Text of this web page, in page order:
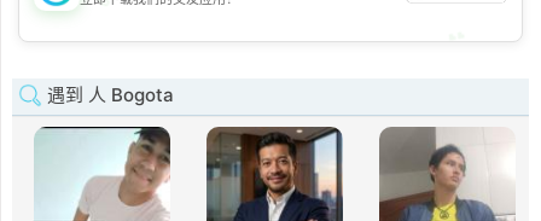
💕
遇到 人 Bogota